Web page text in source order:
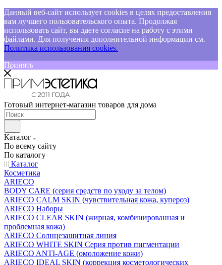
Данный веб-сайт использует cookies в целях предоставления
вам лучшего пользовательского опыта. Продолжая
использовать сайт, вы даете согласие на работу с этими
файлами. Для получения дополнительной информации см.
Политика использования cookies.
Принять
Готовый интернет-магазин товаров для дома
Каталог
По всему сайту
По каталогу
Каталог
Косметика
ARIECO
BODY CARE (серия средств по уходу за телом)
ARIECO CALM SKIN (чувствительная кожа, купероз)
ARIECO Наборы
ARIECO CLEAR SKIN (жирная, комбинированная и
проблемная кожа)
ARIECO Солнцезащитная линия
ARIECO WHITE SKIN Серия против пигментации
ARIECO ANTI-AGE (омоложение кожи)
ARIECO IDEAL SKIN (коррекция косметологических